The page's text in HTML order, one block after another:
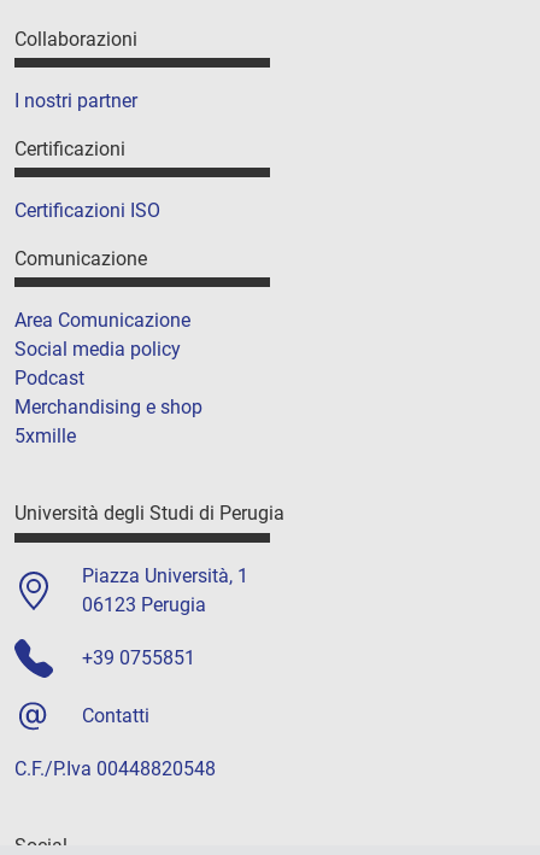
Collaborazioni
I nostri partner
Certificazioni
Certificazioni ISO
Comunicazione
Area Comunicazione
Social media policy
Podcast
Merchandising e shop
5xmille
Università degli Studi di Perugia
Piazza Università, 1
06123 Perugia
+39 0755851
Contatti
C.F./P.Iva 00448820548
Social